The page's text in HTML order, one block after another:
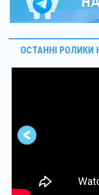
ОСТАННІ РОЛИКИ